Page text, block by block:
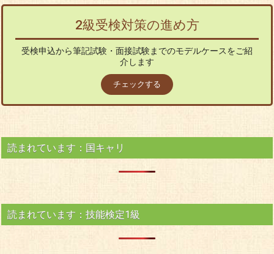
2級受検対策の進め方
受検申込から筆記試験・面接試験までのモデルケースをご紹
介します
チェックする
読まれています：国キャリ
読まれています：技能検定1級